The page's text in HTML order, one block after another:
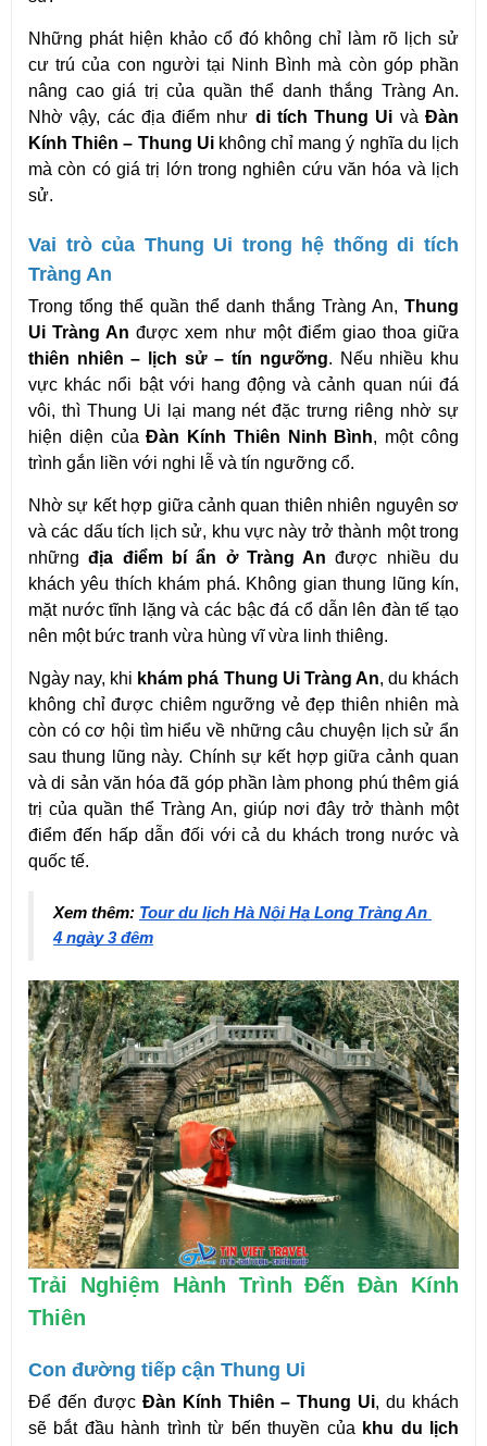
Những phát hiện khảo cổ đó không chỉ làm rõ lịch sử
cư trú của con người tại Ninh Bình mà còn góp phần
nâng cao giá trị của quần thể danh thắng Tràng An.
Nhờ vậy, các địa điểm như di tích Thung Ui và Đàn
Kính Thiên – Thung Ui không chỉ mang ý nghĩa du lịch
mà còn có giá trị lớn trong nghiên cứu văn hóa và lịch
sử.
Vai trò của Thung Ui trong hệ thống di tích
Tràng An
Trong tổng thể quần thể danh thắng Tràng An, Thung
Ui Tràng An
thiên nhiên – lịch sử – tín ngưỡng. Nếu nhiều khu
vực khác nổi bật với hang động và cảnh quan núi đá
vôi, thì Thung Ui lại mang nét đặc trưng riêng nhờ sự
hiện diện của Đàn Kính Thiên Ninh Bình, một công
trình gắn liền với nghi lễ và tín ngưỡng cổ.
Nhờ sự kết hợp giữa cảnh quan thiên nhiên nguyên sơ
và các dấu tích lịch sử, khu vực này trở thành một trong
những địa điểm bí ẩn ở Tràng An được nhiều du
khách yêu thích khám phá. Không gian thung lũng kín,
mặt nước tĩnh lặng và các bậc đá cổ dẫn lên đàn tế tạo
nên một bức tranh vừa hùng vĩ vừa linh thiêng.
Ngày nay, khi khám phá Thung Ui Tràng An, du khách
không chỉ được chiêm ngưỡng vẻ đẹp thiên nhiên mà
còn có cơ hội tìm hiểu về những câu chuyện lịch sử ẩn
sau thung lũng này. Chính sự kết hợp giữa cảnh quan
và di sản văn hóa đã góp phần làm phong phú thêm giá
trị của quần thể Tràng An, giúp nơi đây trở thành một
điểm đến hấp dẫn đối với cả du khách trong nước và
quốc tế.
Xem thêm: Tour du lịch Hà Nội Hạ Long Tràng An
4 ngày 3 đêm
Trải Nghiệm Hành Trình Đến Đàn Kính
Thiên
Con đường tiếp cận Thung Ui
Để đến được Đàn Kính Thiên – Thung Ui, du khách
sẽ bắt đầu hành trình từ bến thuyền của khu du lịch